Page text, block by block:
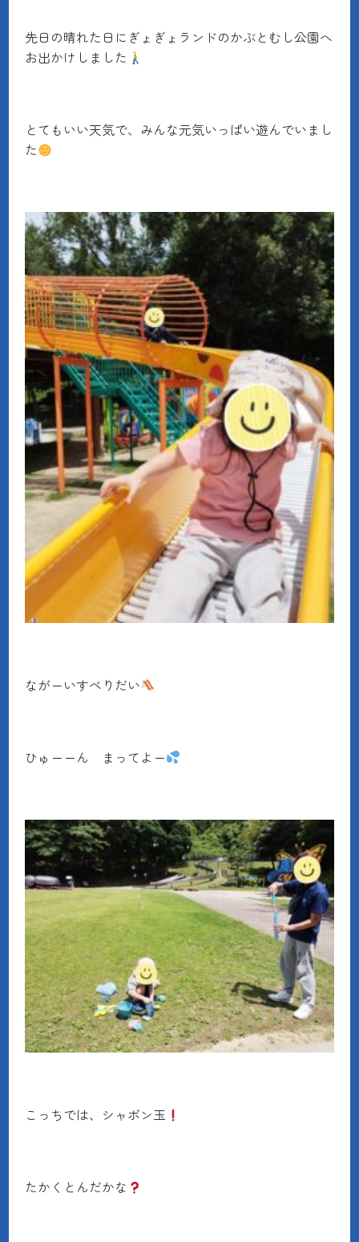
先日の晴れた日にぎょぎょランドのかぶとむし公園へ
お出かけしました
とてもいい天気で、みんな元気いっぱい遊んでいまし
た
ながーいすべりだい
ひゅーーん まってよー
こっちでは、シャボン玉
たかくとんだかな